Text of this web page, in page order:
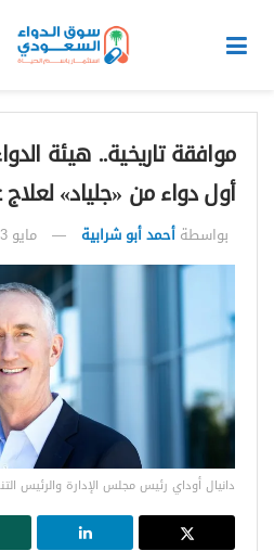
موافقة تاريخية.. هيئة
أول دواء من «جلياد»
بواسطة أحمد أبو شرابية مايو 23, 2026
دانيال أوداي رئيس مجلس الإدارة والرئيس